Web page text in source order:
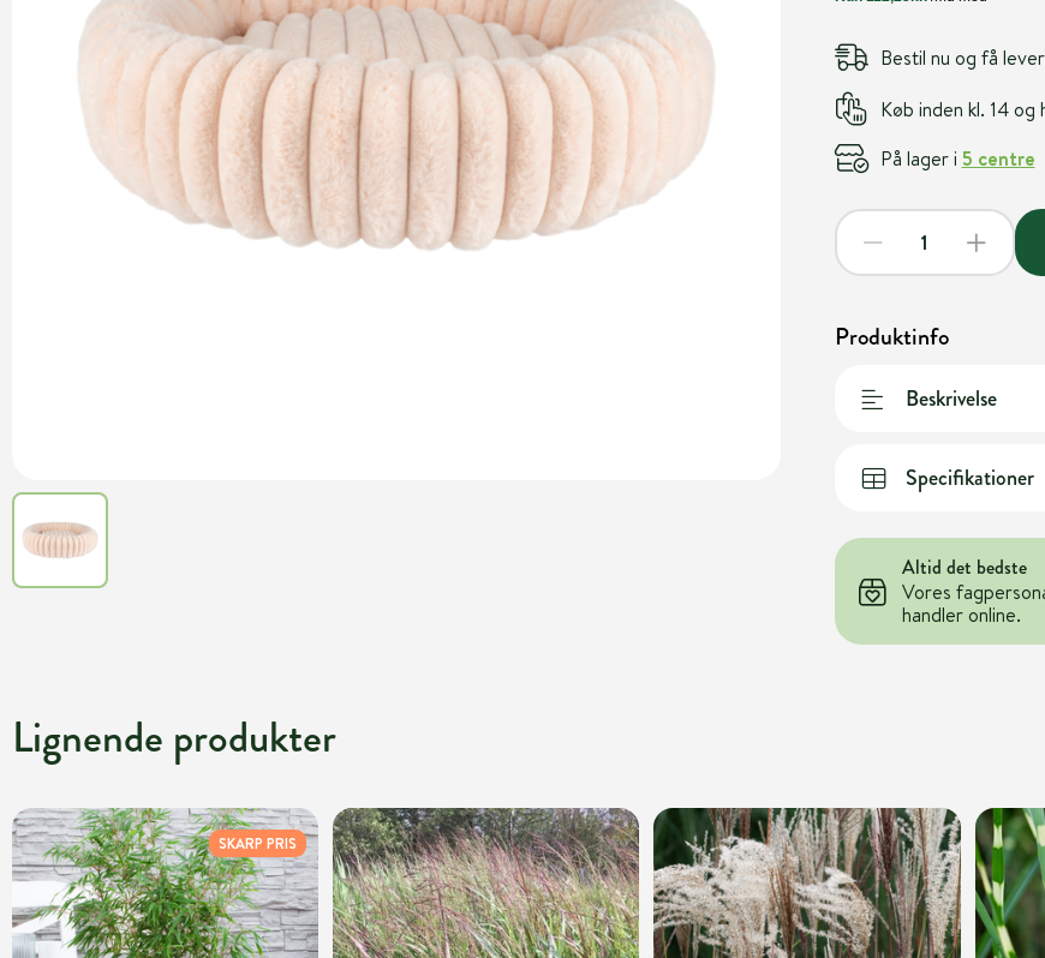
Bestil nu og få
Køb inden kl. 14 og
På lager i 5 centre
Produktinfo
Beskrivelse
Specifikationer
Altid det bedste
Vores
handler online.
Lignende produkter
SKARP PRIS